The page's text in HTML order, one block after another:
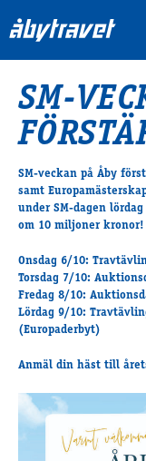
Köp biljett
Travprogrammet
Bra att veta
Restauranger
Catering by Lyon
Hotell nära oss
Nybörjar­guide
Presentkort
Tävlingsdagar
Travkonferens
Exponering & värdskap
SM-
SM-veckan på Åby
samt
under SM-dagen
om 10 miljoner kronor!
Onsdag 6/10:
Torsdag 7/10:
Fredag 8/10:
Lördag 9/10:
(Europaderbyt)
Anmäl din häst till